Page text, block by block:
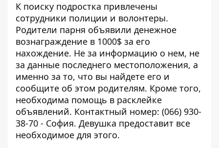
К поиску подростка привлечены
сотрудники полиции и волонтеры.
Родители парня объявили денежное
вознаграждение в 1000$ за его
нахождение. Не за информацию о нем, не
за данные последнего местоположения, а
именно за то, что вы найдете его и
сообщите об этом родителям. Кроме того,
необходима помощь в расклейке
объявлений. Контактный номер: (066) 930-
38-70 - София. Девушка предоставит все
необходимое для этого.